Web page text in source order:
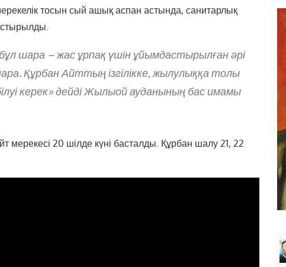
тосын сый ашық аспан астында, санитарлық
шара – жас ұрпақ үшін ұйымдастырылған әрі
Құрбан Айттың ізгілікке, жылулыққа толы
керек» дейді Жылыой ауданының бас имамы
мерекесі 20 шілде күні басталды. Құрбан шалу 21, 22